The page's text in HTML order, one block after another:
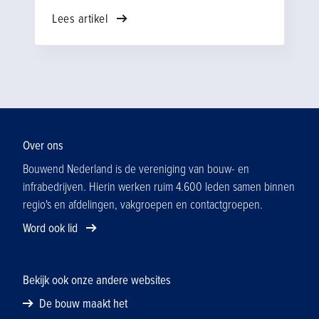
vragen meer stroom. Maar sinds 1 juli 2026
verduurzamingsoplossingen binnen de
nieuwe normaal.
Lees artikel
Over ons
Bouwend Nederland is de vereniging van bouw- en
infrabedrijven. Hierin werken ruim 4.600 leden samen binnen
regio's en afdelingen, vakgroepen en contactgroepen.
Word ook lid
Bekijk ook onze andere websites
De bouw maakt het